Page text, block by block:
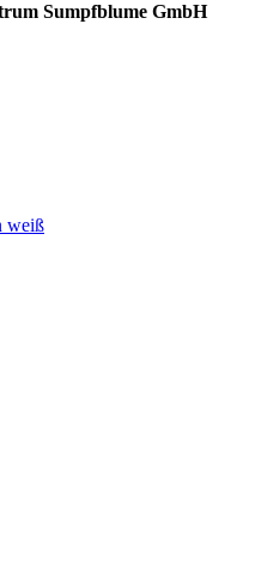
Sumpfblume GmbH